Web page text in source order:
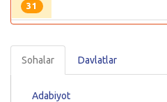
31
Sohalar Davlatlar
Adabiyot